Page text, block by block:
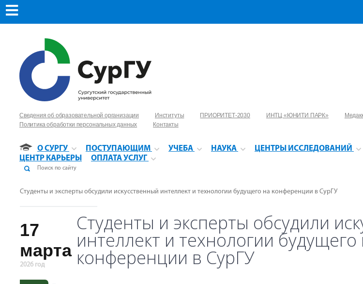
Сведения об образовательной организации Институты ПРИОРИТЕТ-2030 ИНТЦ «ЮНИТИ ПАРК»
Политика обработки персональных данных
Контакты
О СУРГУ ПОСТУПАЮЩИМ УЧЕБА НАУКА ЦЕНТРЫ ИССЛЕДОВАНИЙ
ЦЕНТР КАРЬЕРЫ
ОПЛАТА УСЛУГ
Студенты и эксперты обсудили искусственный интеллект и технологии будущего на конференции в СурГУ
17
марта
2026 год
Студенты и эксперты обсудили
интеллект и технологии будущего
конференции в СурГУ